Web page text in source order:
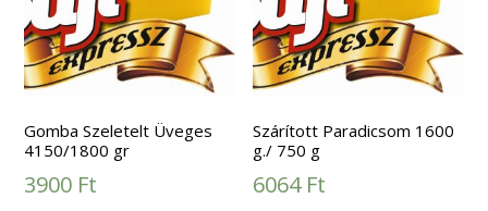
Gomba Szeletelt Üveges
4150/1800 gr
3900 Ft
Szárított Paradicsom 1600
g./ 750 g
6064 Ft